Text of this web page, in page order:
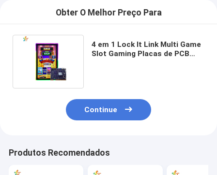
Obter O Melhor Preço Para
4 em 1 Lock It Link Multi Game
Slot Gaming Placas de PCB
Continue
Produtos Recomendados